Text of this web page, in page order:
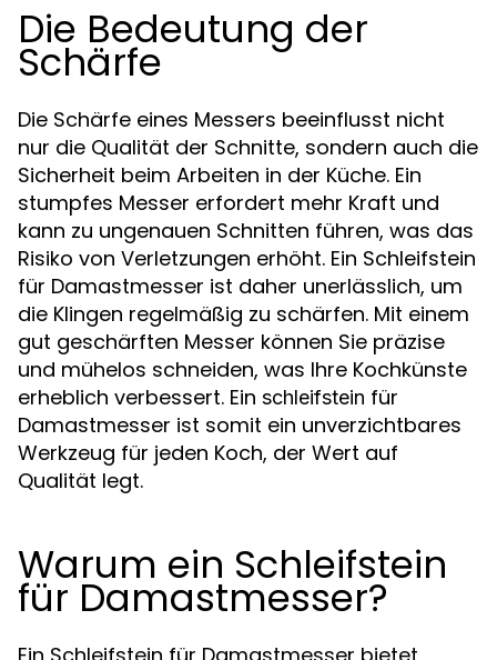
Die Bedeutung der
Schärfe
Die Schärfe eines Messers beeinflusst nicht
nur die Qualität der Schnitte, sondern auch die
Sicherheit beim Arbeiten in der Küche. Ein
stumpfes Messer erfordert mehr Kraft und
kann zu ungenauen Schnitten führen, was das
Risiko von Verletzungen erhöht. Ein Schleifstein
für Damastmesser ist daher unerlässlich, um
die Klingen regelmäßig zu schärfen. Mit einem
gut geschärften Messer können Sie präzise
und mühelos schneiden, was Ihre Kochkünste
erheblich verbessert. Ein schleifstein für
Damastmesser ist somit ein unverzichtbares
Werkzeug für jeden Koch, der Wert auf
Qualität legt.
Warum ein Schleifstein
für Damastmesser?